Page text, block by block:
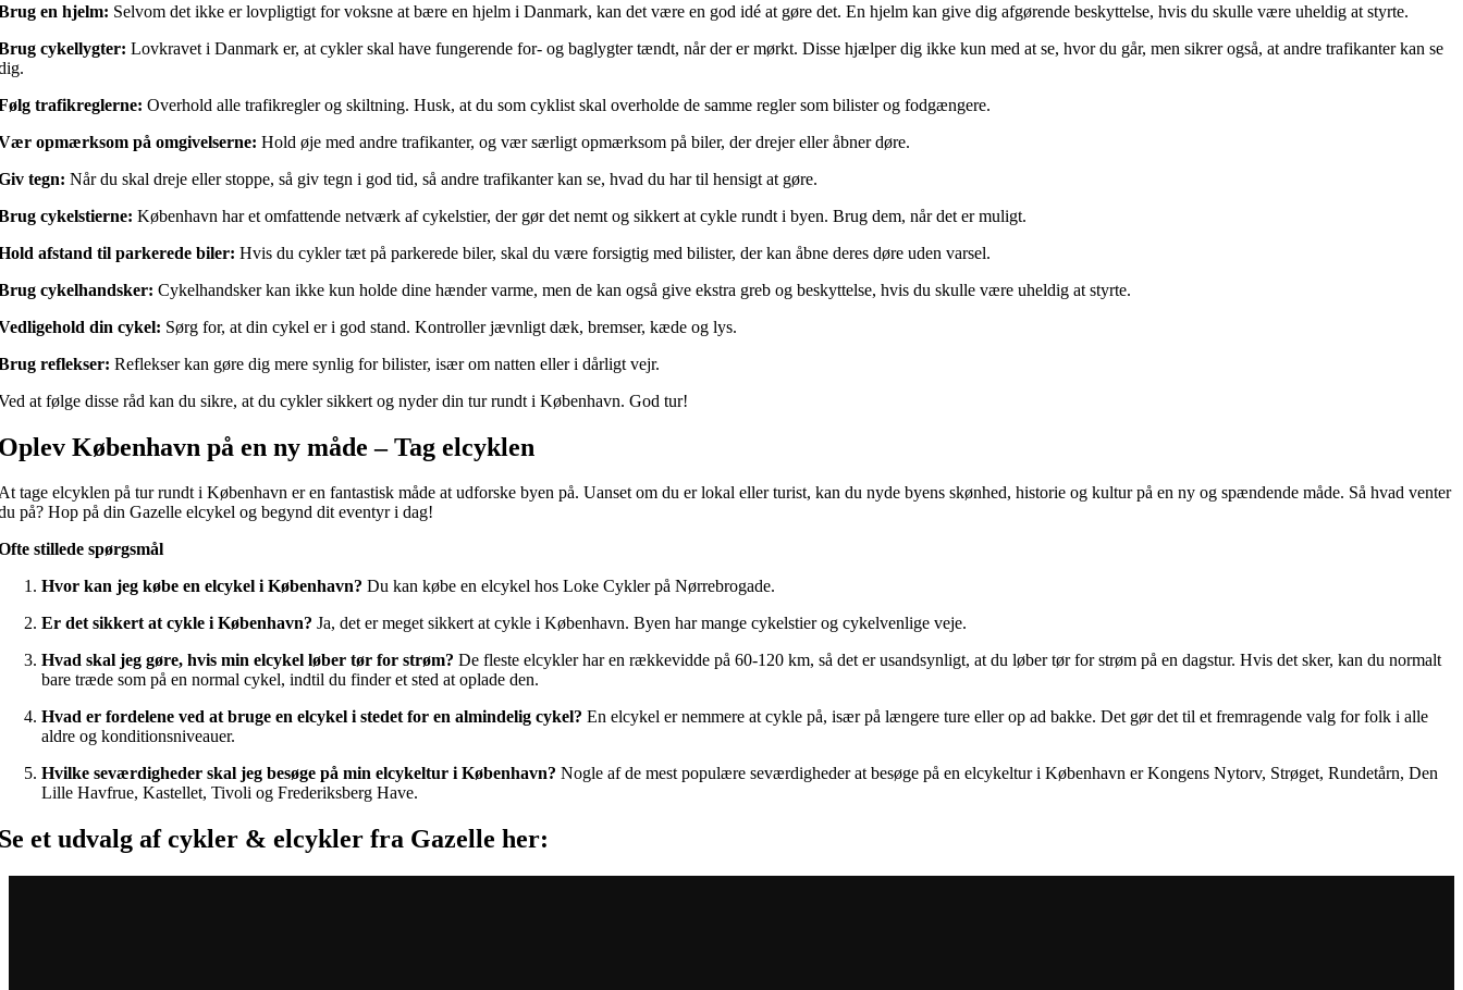
en hjelm: Selvom det ikke er lovpligtigt for voksne at bære en hjelm i Danmark, kan det være en god idé at gøre det. En hjelm kan give dig afgørende beskyttelse, hvis du skulle være uheldig at styrte.
cykellygter: Lovkravet i Danmark er, at cykler skal have fungerende for- og baglygter tændt, når der er mørkt. Disse hjælper dig ikke kun med at se, hvor du går, men sikrer også, at andre trafikanter kan se
trafikreglerne: Overhold alle trafikregler og skiltning. Husk, at du som cyklist skal overholde de samme regler som bilister og fodgængere.
opmærksom på omgivelserne: Hold øje med andre trafikanter, og vær særligt opmærksom på biler, der drejer eller åbner døre.
tegn: Når du skal dreje eller stoppe, så giv tegn i god tid, så andre trafikanter kan se, hvad du har til hensigt at gøre.
cykelstierne: København har et omfattende netværk af cykelstier, der gør det nemt og sikkert at cykle rundt i byen. Brug dem, når det er muligt.
afstand til parkerede biler: Hvis du cykler tæt på parkerede biler, skal du være forsigtig med bilister, der kan åbne deres døre uden varsel.
cykelhandsker: Cykelhandsker kan ikke kun holde dine hænder varme, men de kan også give ekstra greb og beskyttelse, hvis du skulle være uheldig at styrte.
din cykel: Sørg for, at din cykel er i god stand. Kontroller jævnligt dæk, bremser, kæde og lys.
reflekser: Reflekser kan gøre dig mere synlig for bilister, især om natten eller i dårligt vejr.
at følge disse råd kan du sikre, at du cykler sikkert og nyder din tur rundt i København. God tur!
København på en ny måde – Tag elcyklen
tage elcyklen på tur rundt i København er en fantastisk måde at udforske byen på. Uanset om du er lokal eller turist, kan du nyde byens skønhed, historie og kultur på en ny og spændende måde. Så hvad venter
på? Hop på din Gazelle elcykel og begynd dit eventyr i dag!
stillede spørgsmål
Hvor kan jeg købe en elcykel i København? Du kan købe en elcykel hos Loke Cykler på Nørrebrogade.
Er det sikkert at cykle i København? Ja, det er meget sikkert at cykle i København. Byen har mange cykelstier og cykelvenlige veje.
Hvad skal jeg gøre, hvis min elcykel løber tør for strøm? De fleste elcykler har en rækkevidde på 60-120 km, så det er usandsynligt, at du løber tør for strøm på en dagstur. Hvis det sker, kan du normalt
bare træde som på en normal cykel, indtil du finder et sted at oplade den.
Hvad er fordelene ved at bruge en elcykel i stedet for en almindelig cykel? En elcykel er nemmere at cykle på, især på længere ture eller op ad bakke. Det gør det til et fremragende valg for folk i alle
aldre og konditionsniveauer.
Hvilke seværdigheder skal jeg besøge på min elcykeltur i København? Nogle af de mest populære seværdigheder at besøge på en elcykeltur i København er Kongens Nytorv, Strøget, Rundetårn, Den
Lille Havfrue, Kastellet, Tivoli og Frederiksberg Have.
et udvalg af cykler & elcykler fra Gazelle her: